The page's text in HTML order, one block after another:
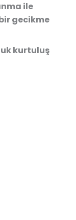
ile
gecikme
kurtuluş